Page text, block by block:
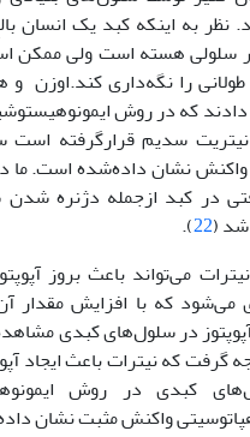
نظر به اینکه کبد یک انسان
سلولی هسته است ولی ممکن
را نگه‌داری کند.اوزن
دادند که در روش
سدیم قرارگرفته است
واکنش نشان داده‌شده است. ما
در کبد ازجمله دژنره
(
22
).
می‌تواند باعث بروز
که با افزایش مقدار
در سلول‌های کبدی
گرفت که نیترات باعث ایجاد
کبدی در روش
واکنش مثبت نشان